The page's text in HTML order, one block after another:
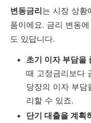
변동금리는 시장 상황
품이에요. 금리 변동
도 있답니다.
초기 이자 부담을
때 고정금리보다
당장의 이자 부담
리할 수 있죠.
단기 대출을 계획